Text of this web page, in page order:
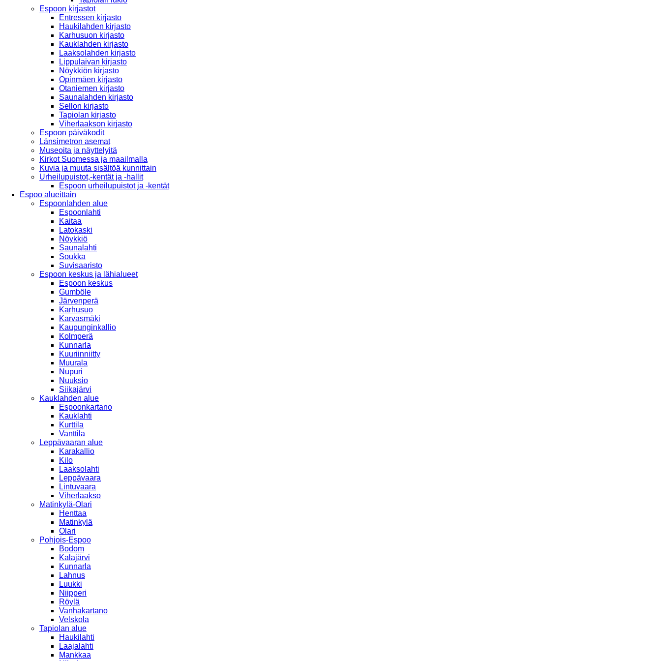
Espoon kirjastot
Entressen kirjasto
Haukilahden kirjasto
Karhusuon kirjasto
Kauklahden kirjasto
Laaksolahden kirjasto
Lippulaivan kirjasto
Nöykkiön kirjasto
Opinmäen kirjasto
Otaniemen kirjasto
Saunalahden kirjasto
Sellon kirjasto
Tapiolan kirjasto
Viherlaakson kirjasto
Espoon päiväkodit
Länsimetron asemat
Museoita ja näyttelyitä
Kirkot Suomessa ja maailmalla
Kuvia ja muuta sisältöä kunnittain
Urheilupuistot,-kentät ja -hallit
Espoon urheilupuistot ja -kentät
Espoo alueittain
Espoonlahden alue
Espoonlahti
Kaitaa
Latokaski
Nöykkiö
Saunalahti
Soukka
Suvisaaristo
Espoon keskus ja lähialueet
Espoon keskus
Gumböle
Järvenperä
Karhusuo
Karvasmäki
Kaupunginkallio
Kolmperä
Kunnarla
Kuuriinniitty
Muurala
Nupuri
Nuuksio
Siikajärvi
Kauklahden alue
Espoonkartano
Kauklahti
Kurttila
Vanttila
Leppävaaran alue
Karakallio
Kilo
Laaksolahti
Leppävaara
Lintuvaara
Viherlaakso
Matinkylä-Olari
Henttaa
Matinkylä
Olari
Pohjois-Espoo
Bodom
Kalajärvi
Kunnarla
Lahnus
Luukki
Niipperi
Röylä
Vanhakartano
Velskola
Tapiolan alue
Haukilahti
Laajalahti
Mankkaa